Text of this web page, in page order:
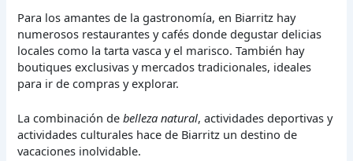
Para los amantes de la gastronomía, en Biarritz hay
numerosos restaurantes y cafés donde degustar delicias
locales como la tarta vasca y el marisco. También hay
boutiques exclusivas y mercados tradicionales, ideales
para ir de compras y explorar.
La combinación debelleza natural, actividades deportivas y
actividades culturales hace de Biarritz un destino de
vacaciones inolvidable.